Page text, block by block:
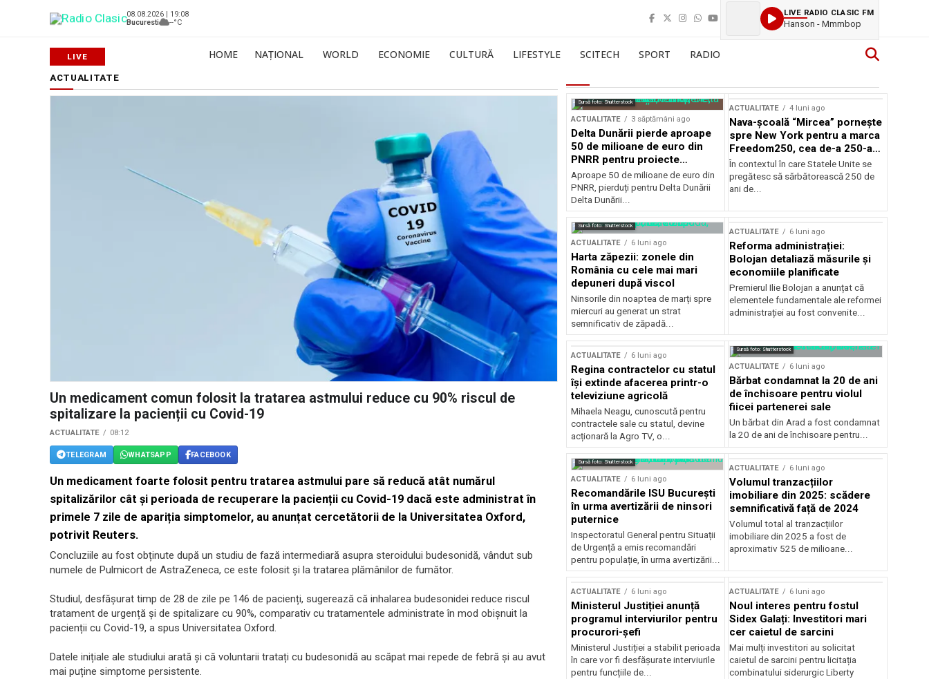
08.08.2026 | 19:08
Bucuresti
--°C
LIVE RADIO CLASIC FM
Hanson - Mmmbop
HOME NAȚIONAL WORLD ECONOMIE CULTURĂ LIFESTYLE SCITECH SPORT RADIO
ACTUALITATE
Un medicament comun folosit la tratarea astmului reduce cu 90% riscul de
spitalizare la pacienții cu Covid-19
ACTUALITATE 08:12
TELEGRAM WHATSAPP FACEBOOK
Un medicament foarte folosit pentru tratarea astmului pare să reducă atât numărul
spitalizărilor cât și perioada de recuperare la pacienții cu Covid-19 dacă este administrat în
primele 7 zile de apariția simptomelor, au anunțat cercetătorii de la Universitatea Oxford,
potrivit Reuters.
Concluziile au fost obținute după un studiu de fază intermediară asupra steroidului budesonidă, vândut sub
numele de Pulmicort de AstraZeneca, ce este folosit și la tratarea plămânilor de fumător.
Studiul, desfășurat timp de 28 de zile pe 146 de pacienți, sugerează că inhalarea budesonidei reduce riscul
tratament de urgență și de spitalizare cu 90%, comparativ cu tratamentele administrate în mod obișnuit la
pacienții cu Covid-19, a spus Universitatea Oxford.
Datele inițiale ale studiului arată și că voluntarii tratați cu budesonidă au scăpat mai repede de febră și au avut
mai puține simptome persistente.
Sursă foto: Shutterstock
ACTUALITATE 3 săptămâni ago
Delta Dunării pierde aproape
50 de milioane de euro din
PNRR pentru proiecte
esențiale
Aproape 50 de milioane de euro din
PNRR, pierduți pentru Delta Dunării
Delta Dunării...
ACTUALITATE 4 luni ago
Nava-școală “Mircea” pornește
spre New York pentru a marca
Freedom250, cea de-a 250-a
aniversare a Statelor Unite
În contextul în care Statele Unite se
pregătesc să sărbătorească 250 de
ani de...
Sursă foto: Shutterstock
ACTUALITATE 6 luni ago
Harta zăpezii: zonele din
România cu cele mai mari
depuneri după viscol
Ninsorile din noaptea de marți spre
miercuri au generat un strat
semnificativ de zăpadă...
ACTUALITATE 6 luni ago
Reforma administrației:
Bolojan detaliază măsurile și
economiile planificate
Premierul Ilie Bolojan a anunțat că
elementele fundamentale ale reformei
administrației au fost convenite...
ACTUALITATE 6 luni ago
Regina contractelor cu statul
își extinde afacerea printr-o
televiziune agricolă
Mihaela Neagu, cunoscută pentru
contractele sale cu statul, devine
acționară la Agro TV, o...
Sursă foto: Shutterstock
ACTUALITATE 6 luni ago
Bărbat condamnat la 20 de ani
de închisoare pentru violul
fiicei partenerei sale
Un bărbat din Arad a fost condamnat
la 20 de ani de închisoare pentru...
Sursă foto: Shutterstock
ACTUALITATE 6 luni ago
Recomandările ISU București
în urma avertizării de ninsori
puternice
Inspectoratul General pentru Situații
de Urgență a emis recomandări
pentru populație, în urma avertizării...
ACTUALITATE 6 luni ago
Volumul tranzacțiilor
imobiliare din 2025: scădere
semnificativă față de 2024
Volumul total al tranzacțiilor
imobiliare din 2025 a fost de
aproximativ 525 de milioane...
ACTUALITATE 6 luni ago
Ministerul Justiției anunță
programul interviurilor pentru
procurori-șefi
Ministerul Justiției a stabilit perioada
în care vor fi desfășurate interviurile
pentru funcțiile de...
ACTUALITATE 6 luni ago
Noul interes pentru fostul
Sidex Galați: Investitori mari
cer caietul de sarcini
Mai mulți investitori au solicitat
caietul de sarcini pentru licitația
combinatului siderurgic Liberty